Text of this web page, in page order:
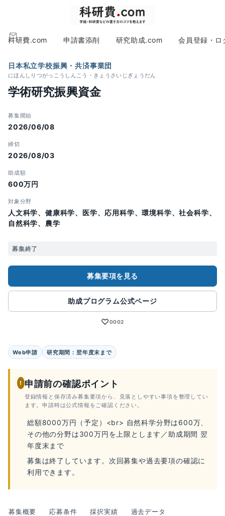
科研費.com 申請書添削 研究助成.com 会員登録・ロ
日本私立学校振興・共済事業団
にほんしりつがっこうしんこう・きょうさいじぎょうだん
学術研究振興資金
募集開始
2026/06/08
締切
2026/08/03
助成額
600万円
対象分野
人文科学、健康科学、医学、応用科学、環境科学、社会科学、
自然科学、農学
募集終了
募集要項を見る
助成プログラム公式ページ
♡0002
Web申請 研究期間：翌年度末まで
! 申請前の確認ポイント
登録情報と保存済み募集要項から、見落としやすい事項を整理してい
ます。申請時は公式情報をご確認ください。
総額8000万円（予定）<br> 自然科学分野は600万、
その他の分野は300万円を上限とします／助成期間 翌
年度末まで
募集は終了しています。次回募集や過去要項の確認に
利用できます。
募集概要 応募条件 採択実績 過去データ